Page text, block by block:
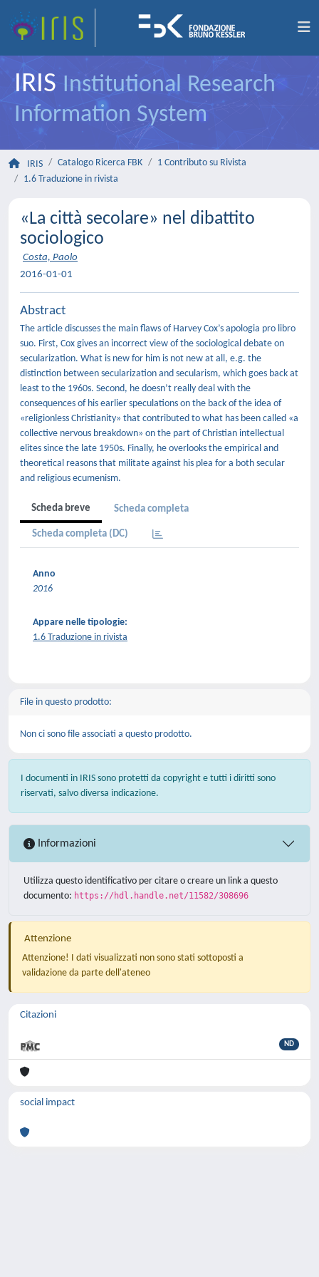
IRIS Institutional Research
Information System
IRIS Catalogo Ricerca FBK
1 Contributo su Rivista
1.6 Traduzione in rivista
«La città secolare» nel dibattito
sociologico
Costa, Paolo
2016-01-01
Abstract
The article discusses the main flaws of Harvey Cox’s apologia pro libro
suo. First, Cox gives an incorrect view of the sociological debate on
secularization. What is new for him is not new at all, e.g. the
distinction between secularization and secularism, which goes back at
least to the 1960s. Second, he doesn’t really deal with the
consequences of his earlier speculations on the back of the idea of
«religionless Christianity» that contributed to what has been called «a
collective nervous breakdown» on the part of Christian intellectual
elites since the late 1950s. Finally, he overlooks the empirical and
theoretical reasons that militate against his plea for a both secular
and religious ecumenism.
Scheda breve Scheda completa
Scheda completa (DC)
Anno
2016
Appare nelle tipologie:
1.6 Traduzione in rivista
File in questo prodotto:
Non ci sono file associati a questo prodotto.
I documenti in IRIS sono protetti da copyright e tutti i diritti sono
riservati, salvo diversa indicazione.
Informazioni
Utilizza questo identificativo per citare o creare un link a questo
documento: https://hdl.handle.net/11582/308696
Attenzione
Attenzione! I dati visualizzati non sono stati sottoposti a
validazione da parte dell'ateneo
Citazioni
ND
social impact